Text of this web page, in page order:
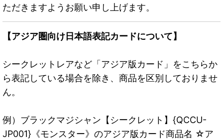
ただきますようお願い申し上げます。
【アジア圏向け日本語表記カードについて】
シークレットレアなど「アジア版カード」をこちらか
ら表記している場合を除き、商品を区別しておりませ
ん。
例）ブラックマジシャン【シークレット】{QCCU-
JP001}《モンスター》のアジア版カード商品名 ☆ア